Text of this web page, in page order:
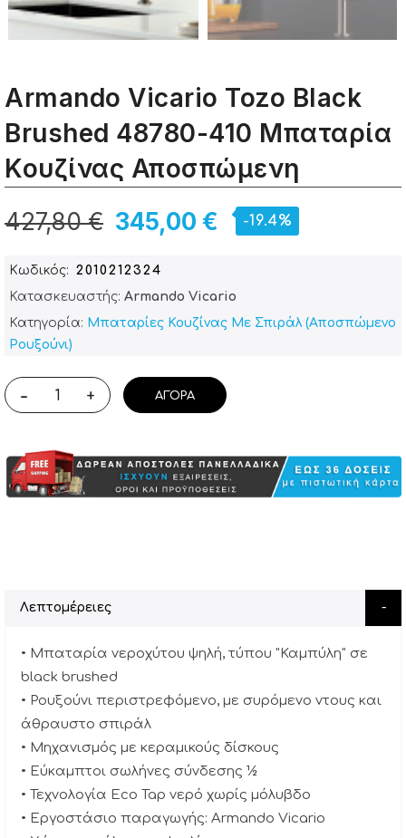
Armando Vicario Tozo Black
Brushed 48780-410 Μπαταρία
Κουζίνας Αποσπώμενη
345,00 €
427,80 € -19.4%
Κωδικός
2010212324
Κατασκευαστής: Armando Vicario
Κατηγορία: Μπαταρίες Κουζίνας Με Σπιράλ (Αποσπώμενο
Ρουξούνι)
- + ΑΓΟΡΆ
Λεπτομέρειες
• Μπαταρία νεροχύτου ψηλή, τύπου "Καμπύλη" σε
black brushed
• Ρουξούνι περιστρεφόμενο, με συρόμενο ντους και
άθραυστο σπιράλ
• Μηχανισμός με κεραμικούς δίσκους
• Εύκαμπτοι σωλήνες σύνδεσης ½
• Τεχνολογία Eco Tap νερό χωρίς μόλυβδο
• Εργοστάσιο παραγωγής: Armando Vicario